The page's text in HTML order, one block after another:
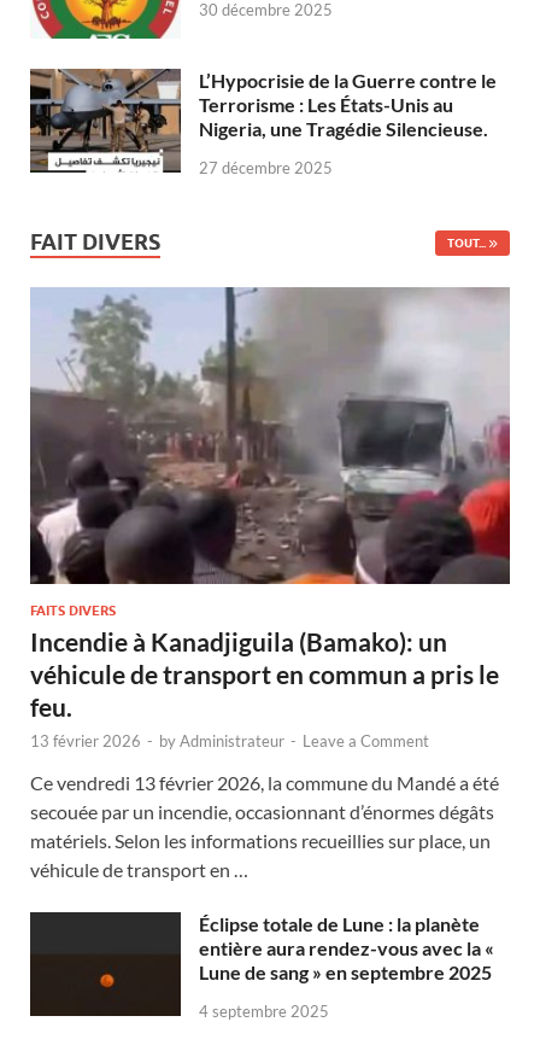
30 décembre 2025
L’Hypocrisie de la Guerre contre le
Terrorisme : Les États-Unis au
Nigeria, une Tragédie Silencieuse.
27 décembre 2025
FAIT DIVERS TOUT...
FAITS DIVERS
Incendie à Kanadjiguila (Bamako): un
véhicule de transport en commun a pris le
feu.
13 février 2026 - byAdministrateur - Leave a Comment
Ce vendredi 13 février 2026, la commune du Mandé a été
secouée par un incendie, occasionnant d’énormes dégâts
matériels. Selon les informations recueillies sur place, un
véhicule de transport en …
Éclipse totale de Lune : la planète
entière aura rendez-vous avec la «
Lune de sang » en septembre 2025
4 septembre 2025